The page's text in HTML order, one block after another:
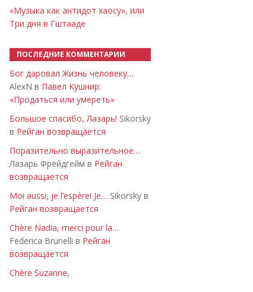
«Музыка как антидот хаосу», или
Три дня в Гштааде
ПОСЛЕДНИЕ КОММЕНТАРИИ
Бог даровал Жизнь человеку…
AlexN в Павел Кушнир:
«Продаться или умереть»
Большое спасибо, Лазарь! Sikorsky
в Рейган возвращается
Поразительно выразительное…
Лазарь Фрейдгейм в Рейган
возвращается
Moi aussi, je l’espère! Je… Sikorsky в
Рейган возвращается
Chère Nadia, merci pour la…
Federica Brunelli в Рейган
возвращается
Chère Suzanne,